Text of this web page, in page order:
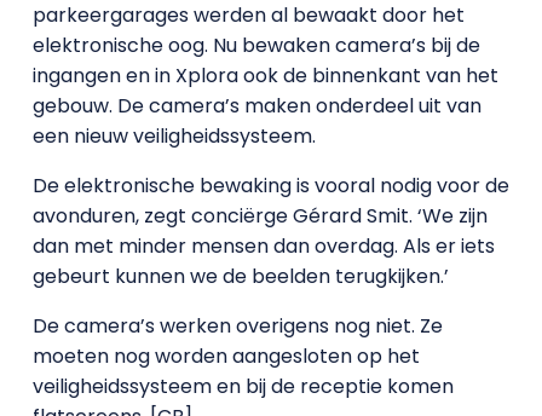
parkeergarages werden al bewaakt door het
elektronische oog. Nu bewaken camera’s bij de
ingangen en in Xplora ook de binnenkant van het
gebouw. De camera’s maken onderdeel uit van
een nieuw veiligheidssysteem.
De elektronische bewaking is vooral nodig voor de
avonduren, zegt conciërge Gérard Smit. ‘We zijn
dan met minder mensen dan overdag. Als er iets
gebeurt kunnen we de beelden terugkijken.’
De camera’s werken overigens nog niet. Ze
moeten nog worden aangesloten op het
veiligheidssysteem en bij de receptie komen